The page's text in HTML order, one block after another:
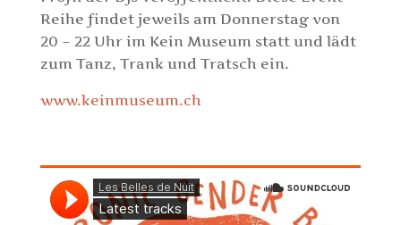
Reihe findet jeweils am Donnerstag von
20 – 22 Uhr im Kein Museum statt und lädt
zum Tanz, Trank und Tratsch ein.
www.keinmuseum.ch